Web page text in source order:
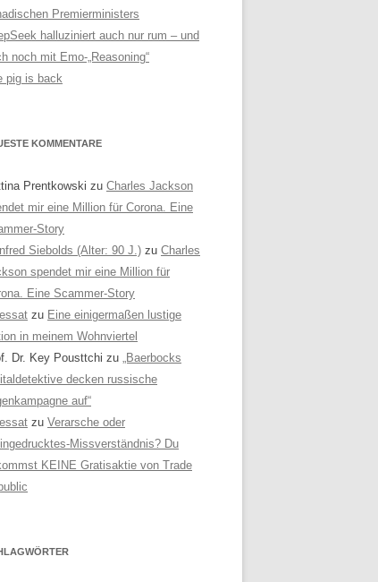
Premierministers
halluziniert auch nur rum – und
noch mit Emo-„Reasoning“
pig is back
KOMMENTARE
Prentkowski zu Charles Jackson
mir eine Million für Corona. Eine
Story
Siebolds (Alter: 90 J.) zu Charles
spendet mir eine Million für
Eine Scammer-Story
zu Eine einigermaßen lustige
in meinem Wohnviertel
Dr. Key Pousttchi zu „Baerbocks
decken russische
auf“
zu Verarsche oder
Missverständnis? Du
KEINE Gratisaktie von Trade